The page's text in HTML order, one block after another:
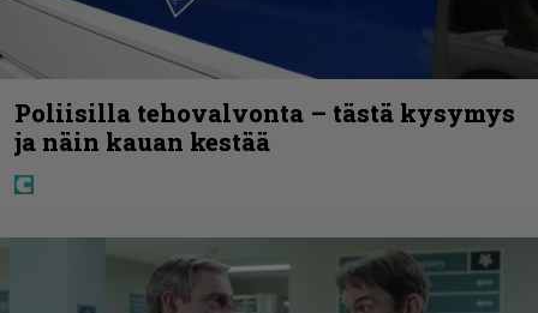
Poliisilla tehovalvonta – tästä kysymys
ja näin kauan kestää